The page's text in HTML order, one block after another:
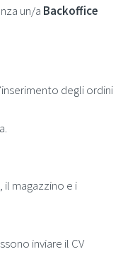
un/a Backoffice
degli ordini
il magazzino e i
inviare il CV